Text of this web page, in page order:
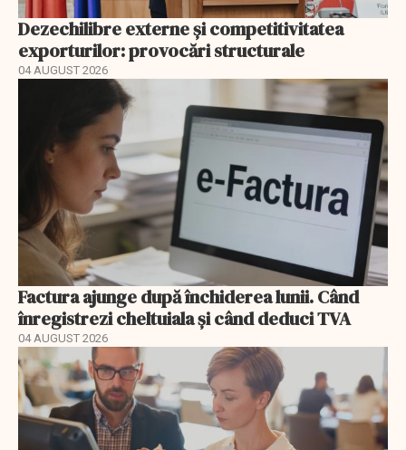
Dezechilibre externe și competitivitatea
exporturilor: provocări structurale
04 AUGUST 2026
Factura ajunge după închiderea lunii. Când
înregistrezi cheltuiala și când deduci TVA
04 AUGUST 2026